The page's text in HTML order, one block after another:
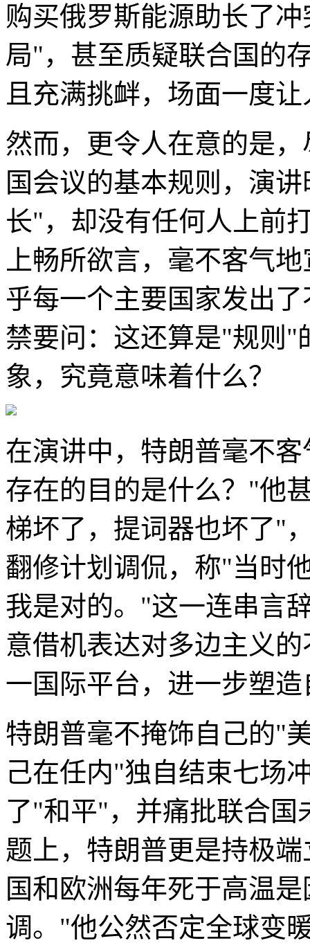
购买俄罗斯能源助长了
局"，甚至质疑联合国的
且充满挑衅，场面一度
然而，更令人在意的是
国会议的基本规则，演
长"，却没有任何人上前
上畅所欲言，毫不客气
乎每一个主要国家发出
禁要问：这还算是"规则
象，究竟意味着什么？
在演讲中，特朗普毫不
存在的目的是什么？"他
梯坏了，提词器也坏了"
翻修计划调侃，称"当时
我是对的。"这一连串言
意借机表达对多边主义
一国际平台，进一步塑
特朗普毫不掩饰自己的"
己在任内"独自结束七场
了"和平"，并痛批联合国
题上，特朗普更是持极
国和欧洲每年死于高温
调。"他公然否定全球变